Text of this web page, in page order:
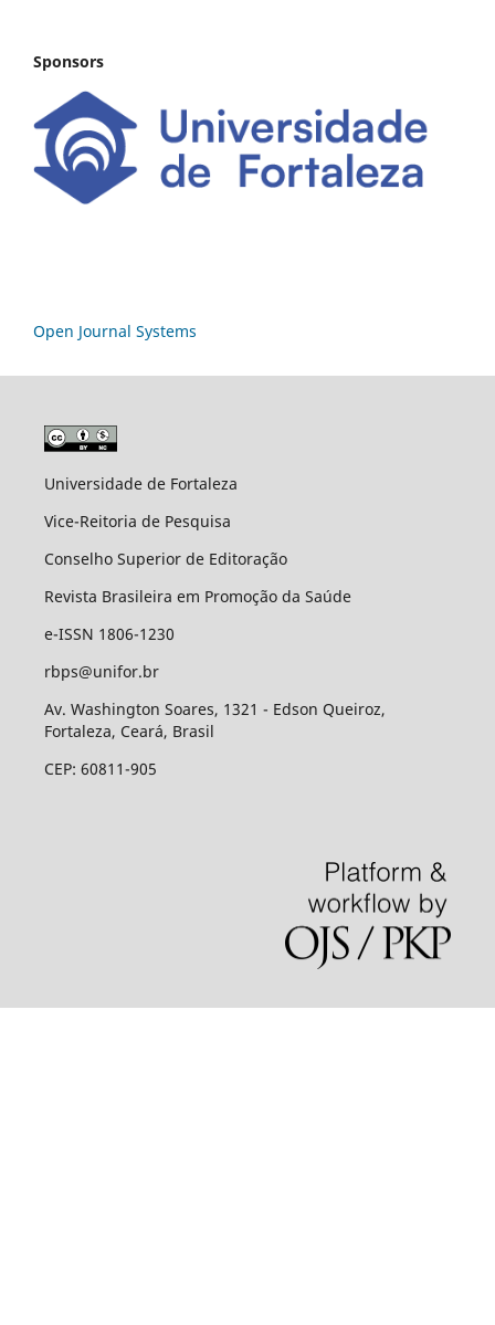
Sponsors
Open Journal Systems
Universidade de Fortaleza
Vice-Reitoria de Pesquisa
Conselho Superior de Editoração
Revista Brasileira em Promoção da Saúde
e-ISSN 1806-1230
rbps@unifor.br
Av. Washington Soares, 1321 - Edson Queiroz,
Fortaleza, Ceará, Brasil
CEP: 60811-905